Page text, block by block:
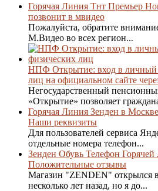
Горячая Линия Тнт Премьер
позвонит в мвидео
Пожалуйста, обратите
М.Видео во всех регион...
НПФ Открытие: вход в личный
лиц на официальном сайте
Негосударственный
«Открытие» позволяет
Горячая Линия Зенден в
Наши реквизиты
Для пользователей сервиса
отдельные номера телефон...
Зенден Обувь Телефон
Положительные отзывы
Магазин "ZENDEN" открылся
несколько лет назад, но я до...